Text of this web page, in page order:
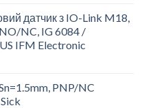
датчик з IO-Link M18,
NC, IG 6084 /
IFM Electronic
PNP/NC